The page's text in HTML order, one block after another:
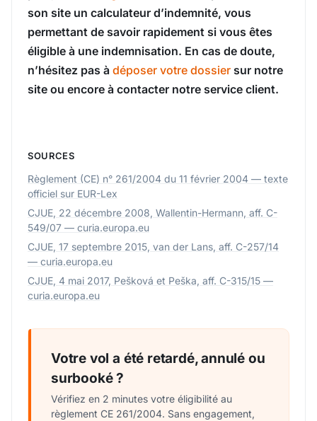
son site un calculateur d’indemnité, vous
permettant de savoir rapidement si vous êtes
éligible à une indemnisation. En cas de doute,
n’hésitez pas à déposer votre dossier sur notre
site ou encore à contacter notre service client.
SOURCES
Règlement (CE) n° 261/2004 du 11 février 2004 — texte
officiel sur EUR-Lex
CJUE, 22 décembre 2008, Wallentin-Hermann, aff. C-
549/07 — curia.europa.eu
CJUE, 17 septembre 2015, van der Lans, aff. C-257/14
— curia.europa.eu
CJUE, 4 mai 2017, Pešková et Peška, aff. C-315/15 —
curia.europa.eu
Votre vol a été retardé, annulé ou
surbooké ?
Vérifiez en 2 minutes votre éligibilité au
règlement CE 261/2004. Sans engagement,